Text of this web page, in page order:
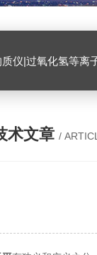
仪|过氧化氢等离
术文章 /